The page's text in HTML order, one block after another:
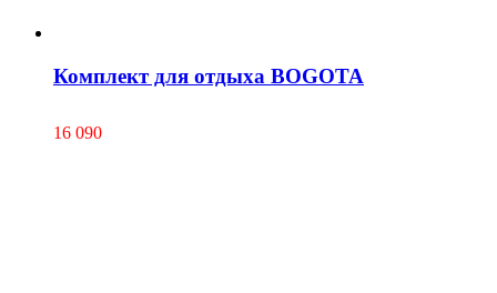
Комплект для отдыха BOGOTA
16 090